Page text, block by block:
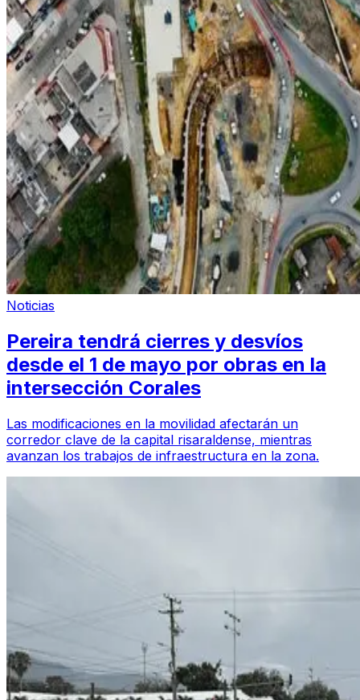
Noticias
Pereira tendrá cierres y desvíos
desde el 1 de mayo por obras en la
intersección Corales
Las modificaciones en la movilidad afectarán un
corredor clave de la capital risaraldense, mientras
avanzan los trabajos de infraestructura en la zona.